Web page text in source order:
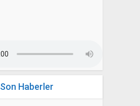
Son Haberler